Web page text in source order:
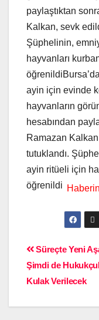
paylaştıktan
Kalkan, sevk
Şüphelinin,
hayvanları
ayin için evinde
hayvanların
hesabından
Ramazan
tutuklandı.
ayin ritüeli için
öğrenildi
Süreçte Yeni
Şimdi de
Kulak Verilecek